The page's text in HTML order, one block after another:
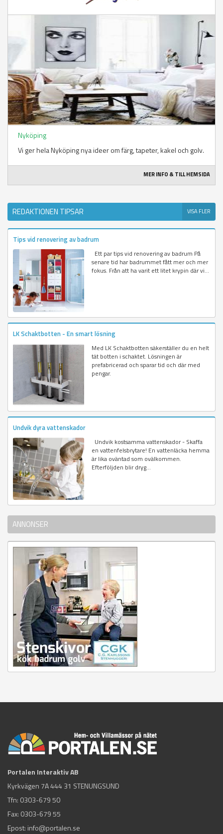
Nyköping
Vi ger hela Nyköping nya ideer om färg, tapeter, kakel och golv.
MER INFO & TILL HEMSIDA
REDAKTIONEN TIPSAR VISA FLER
Tips vid renovering av badrum
Ett par tips vid renovering av badrum På
senare tid har badrummet fått mer och mer
fokus. Från att ha varit ett litet krypin där vi...
LK Schaktbotten - En smart lösning
Med LK Schaktbotten säkerställer du en helt
tät botten i schaktet. Lösningen är
prefabricerad och sparar tid och där med
pengar.
Undvik dyra vattenskador
Undvik kostsamma vattenskador - Skaffa
en vattenfelsbrytare! En vattenläcka hemma
är lika oväntad som ovälkommen.
Efterföljden blir dryg...
ANNONSER
Portalen Interaktiv AB
Kyrkvägen 7A 444 31 STENUNGSUND
Tfn: 0303-679 50
Fax: 0303-679 55
Epost: info@portalen.se